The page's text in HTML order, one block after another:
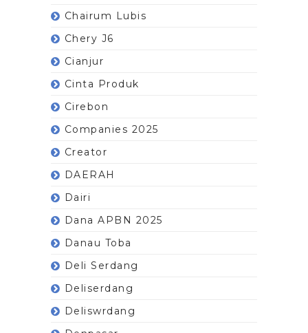
Chairum Lubis
Chery J6
Cianjur
Cinta Produk
Cirebon
Companies 2025
Creator
DAERAH
Dairi
Dana APBN 2025
Danau Toba
Deli Serdang
Deliserdang
Deliswrdang